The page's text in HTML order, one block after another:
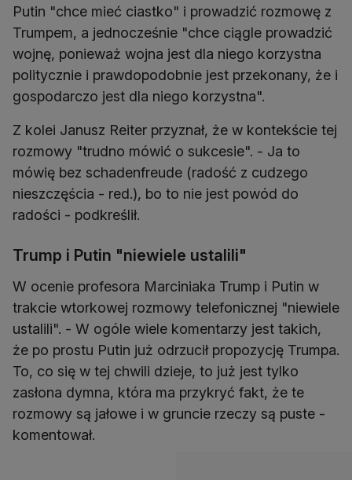
Putin "chce mieć ciastko" i prowadzić rozmowę z
Trumpem, a jednocześnie "chce ciągle prowadzić
wojnę, ponieważ wojna jest dla niego korzystna
politycznie i prawdopodobnie jest przekonany, że i
gospodarczo jest dla niego korzystna".
Z kolei Janusz Reiter przyznał, że w kontekście tej
rozmowy "trudno mówić o sukcesie". - Ja to
mówię bez schadenfreude (radość z cudzego
nieszczęścia - red.), bo to nie jest powód do
radości - podkreślił.
Trump i Putin "niewiele ustalili"
W ocenie profesora Marciniaka Trump i Putin w
trakcie wtorkowej rozmowy telefonicznej "niewiele
ustalili". - W ogóle wiele komentarzy jest takich,
że po prostu Putin już odrzucił propozycję Trumpa.
To, co się w tej chwili dzieje, to już jest tylko
zasłona dymna, która ma przykryć fakt, że te
rozmowy są jałowe i w gruncie rzeczy są puste -
komentował.